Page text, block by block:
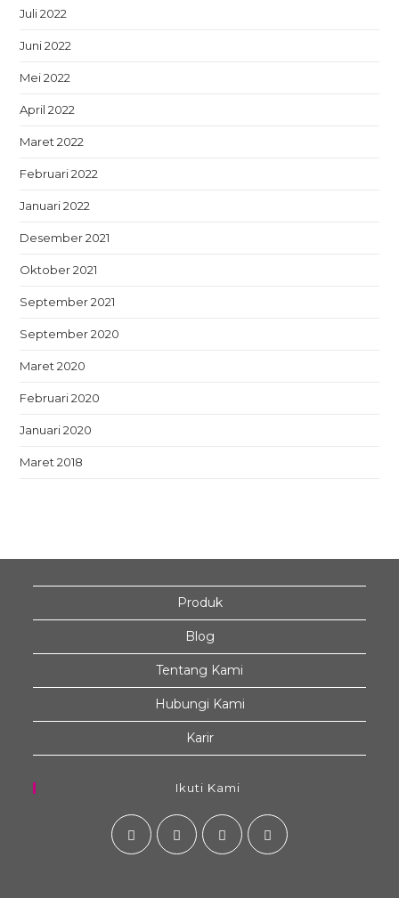
Juli 2022
Juni 2022
Mei 2022
April 2022
Maret 2022
Februari 2022
Januari 2022
Desember 2021
Oktober 2021
September 2021
September 2020
Maret 2020
Februari 2020
Januari 2020
Maret 2018
Produk
Blog
Tentang Kami
Hubungi Kami
Karir
Ikuti Kami